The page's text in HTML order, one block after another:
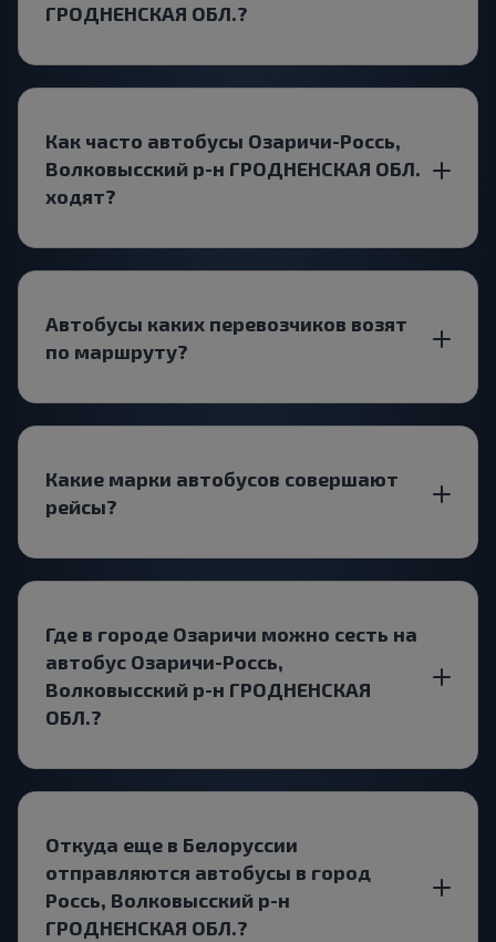
ГРОДНЕНСКАЯ ОБЛ.?
Как часто автобусы Озаричи-Россь,
Волковысский р-н ГРОДНЕНСКАЯ ОБЛ.
ходят?
Автобусы каких перевозчиков возят
по маршруту?
Какие марки автобусов совершают
рейсы?
Где в городе Озаричи можно сесть на
автобус Озаричи-Россь,
Волковысский р-н ГРОДНЕНСКАЯ
ОБЛ.?
Откуда еще в Белоруссии
отправляются автобусы в город
Россь, Волковысский р-н
ГРОДНЕНСКАЯ ОБЛ.?